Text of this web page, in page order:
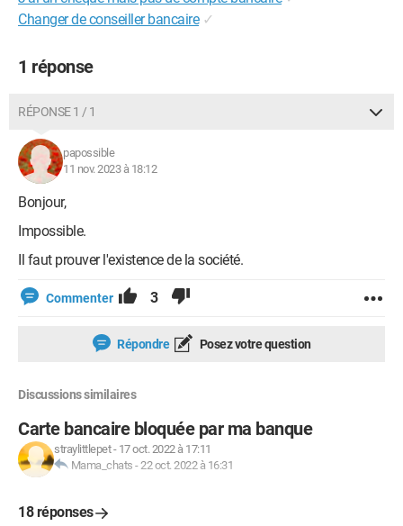
Changer de conseiller bancaire ✓
1 réponse
RÉPONSE 1 / 1
papossible
11 nov. 2023 à 18:12
Bonjour,
Impossible.
Il faut prouver l'existence de la société.
Commenter 3
Répondre Posez votre question
Discussions similaires
Carte bancaire bloquée par ma banque
straylittlepet- 17 oct. 2022 à 17:11
Mama_chats -22 oct. 2022 à 16:31
18 réponses